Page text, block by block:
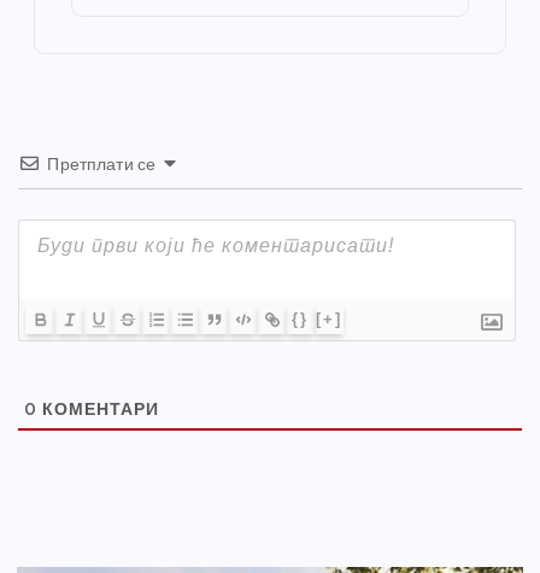
Претплати се
{} [+]
0 КОМЕНТАРИ